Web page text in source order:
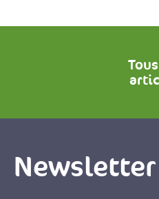
Newsletter